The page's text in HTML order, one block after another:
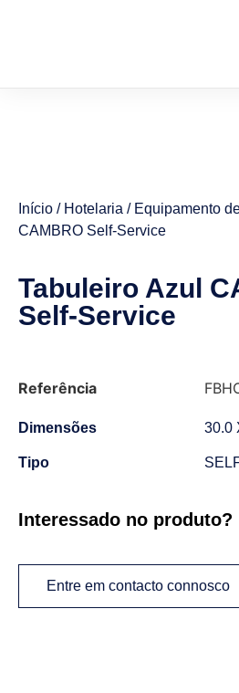
Início / Hotelaria / Equipamento
CAMBRO Self-Service
Tabuleiro Azul
Self-Service
Referência
Dimensões 30.0
Tipo
Interessado no produto?
Entre em contacto connosco